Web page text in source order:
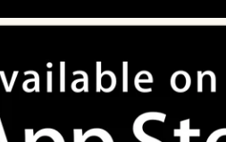
• Akbatı AVM
• Viaport AVM
Satış Noktalarımız
Imannoor Sultans Club